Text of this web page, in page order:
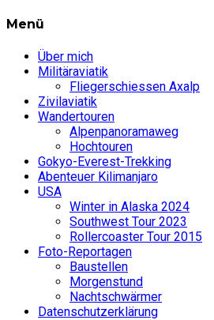
Menü
Über mich
Militäraviatik
Fliegerschiessen Axalp
Zivilaviatik
Wandertouren
Alpenpanoramaweg
Hochtouren
Gokyo-Everest-Trekking
Abenteuer Kilimanjaro
USA
Winter in Alaska 2024
Southwest Tour 2023
Rollercoaster Tour 2015
Foto-Reportagen
Baustellen
Morgenstund
Nachtschwärmer
Datenschutzerklärung